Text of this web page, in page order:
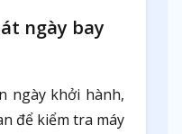
ngày bay
ngày khởi hành,
để kiểm tra máy